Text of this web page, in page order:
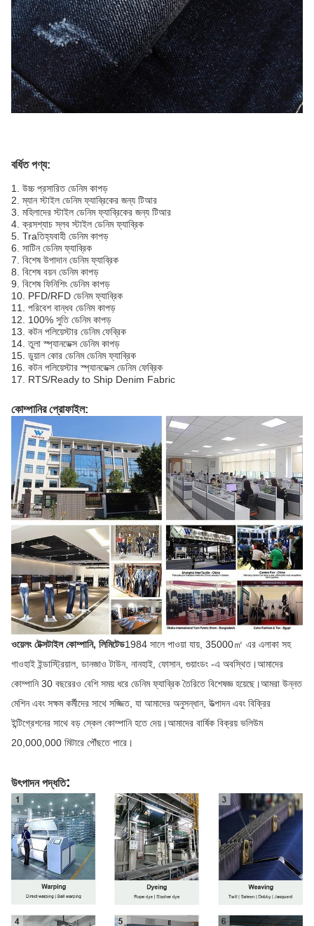
বর্ধিত পণ্য:
1. উচ্চ প্রসারিত ডেনিম কাপড়
2. ম্যান স্টাইল ডেনিম ফ্যাব্রিকের জন্য টিআর
3. মহিলাদের স্টাইল ডেনিম ফ্যাব্রিকের জন্য টিআর
4. ক্রসশ্যাচ স্লব স্টাইল ডেনিম ফ্যাব্রিক
5. Traতিহ্যবাহী ডেনিম কাপড়
6. সাটিন ডেনিম ফ্যাব্রিক
7. বিশেষ উপাদান ডেনিম ফ্যাব্রিক
8. বিশেষ বয়ন ডেনিম কাপড়
9. বিশেষ ফিনিশিং ডেনিম কাপড়
10. PFD/RFD ডেনিম ফ্যাব্রিক
11. পরিবেশ বান্ধব ডেনিম কাপড়
12. 100% সুতি ডেনিম কাপড়
13. কটন পলিয়েস্টার ডেনিম ফেব্রিক
14. তুলা স্প্যানডেক্স ডেনিম কাপড়
15. ডুয়াল কোর ডেনিম ডেনিম ফ্যাব্রিক
16. কটন পলিয়েস্টার স্প্যানডেক্স ডেনিম ফেব্রিক
17. RTS/Ready to Ship Denim Fabric
কোম্পানির প্রোফাইল:
ওয়েলং টেক্সটাইল কোম্পানি, লিমিটেড1984 সালে পাওয়া যায়, 35000㎡ এর এলাকা সহ
গাওহাই ইন্ডাস্ট্রিয়াল, ডানজাও টাউন, নানহাই, ফোসান, গুয়াংডং -এ অবস্থিত।আমাদের
কোম্পানি 30 বছরেরও বেশি সময় ধরে ডেনিম ফ্যাব্রিক তৈরিতে বিশেষজ্ঞ হয়েছে।আমরা উন্নত
মেশিন এবং সক্ষম কর্মীদের সাথে সজ্জিত, যা আমাদের অনুসন্ধান, উত্পাদন এবং বিক্রির
ইন্টিগ্রেশনের সাথে বড় স্কেল কোম্পানি হতে দেয়।আমাদের বার্ষিক বিক্রয় ভলিউম
20,000,000 মিটারে পৌঁছতে পারে।
উৎপাদন পদ্ধতি: